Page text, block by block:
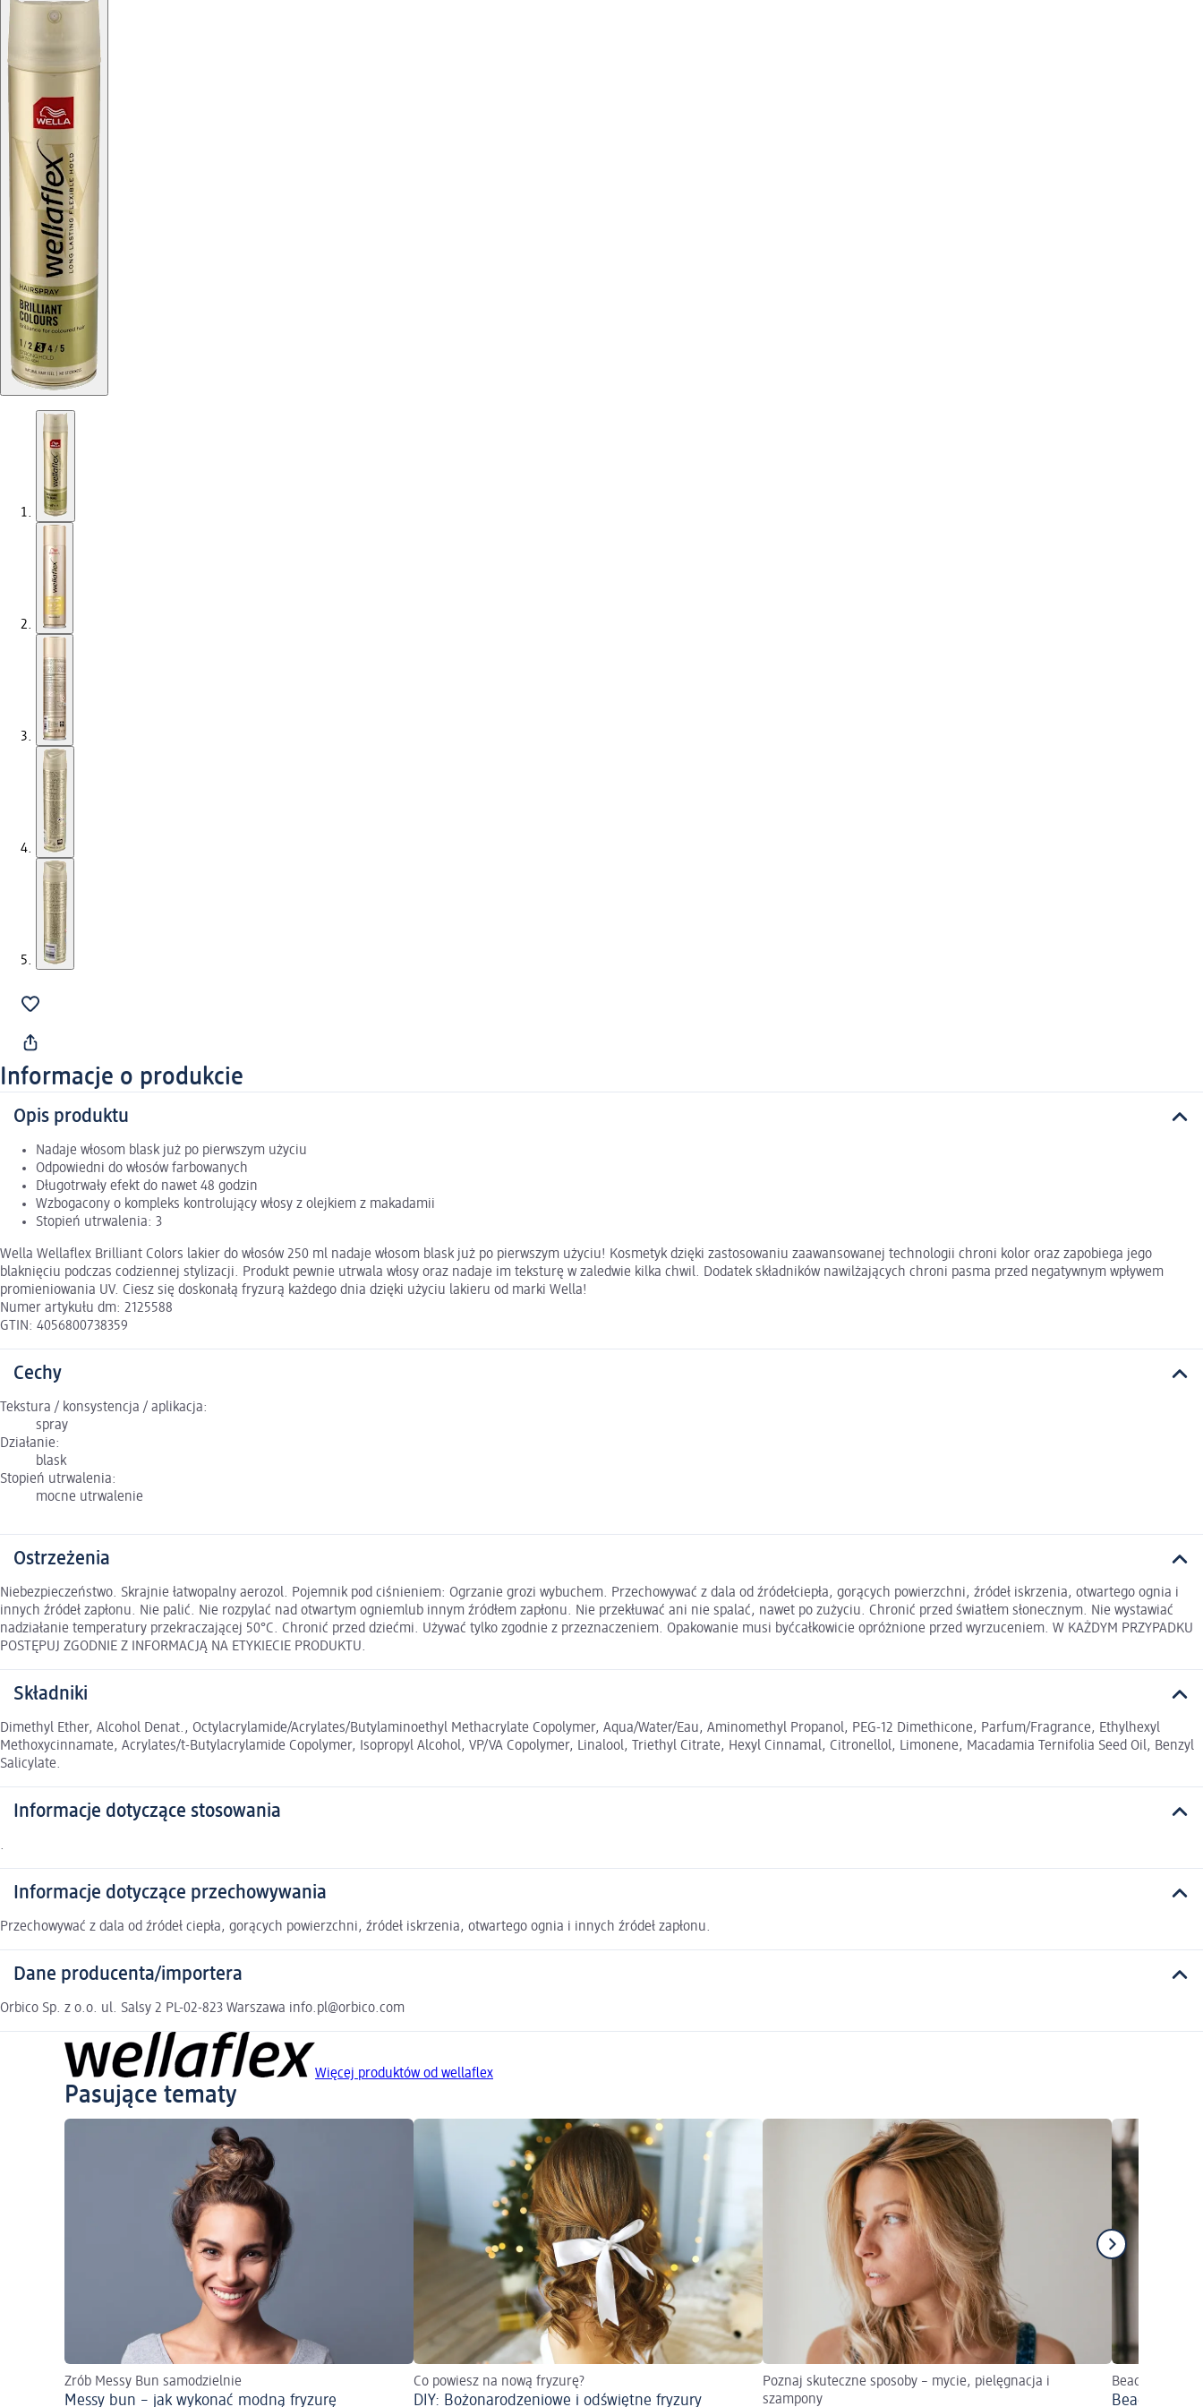
Informacje o produkcie
Opis produktu
Nadaje włosom blask już po pierwszym użyciu
Odpowiedni do włosów farbowanych
Długotrwały efekt do nawet 48 godzin
Wzbogacony o kompleks kontrolujący włosy z olejkiem z makadamii
Stopień utrwalenia: 3
Wella Wellaflex Brilliant Colors lakier do włosów 250 ml nadaje włosom blask już po pierwszym użyciu! Kosmetyk dzięki zastosowaniu zaawansowanej technologii chroni kolor oraz zapobiega jego
blaknięciu podczas codziennej stylizacji. Produkt pewnie utrwala włosy oraz nadaje im teksturę w zaledwie kilka chwil. Dodatek składników nawilżających chroni pasma przed negatywnym wpływem
promieniowania UV. Ciesz się doskonałą fryzurą każdego dnia dzięki użyciu lakieru od marki Wella!
Numer artykułu dm: 2125588
GTIN: 4056800738359
Cechy
Tekstura / konsystencja / aplikacja:
spray
Działanie:
blask
Stopień utrwalenia:
mocne utrwalenie
Ostrzeżenia
Niebezpieczeństwo. Skrajnie łatwopalny aerozol. Pojemnik pod ciśnieniem: Ogrzanie grozi wybuchem. Przechowywać z dala od źródełciepła, gorących powierzchni, źródeł iskrzenia, otwartego ognia i
innych źródeł zapłonu. Nie palić. Nie rozpylać nad otwartym ogniemlub innym źródłem zapłonu. Nie przekłuwać ani nie spalać, nawet po zużyciu. Chronić przed światłem słonecznym. Nie wystawiać
nadziałanie temperatury przekraczającej 50°C. Chronić przed dziećmi. Używać tylko zgodnie z przeznaczeniem. Opakowanie musi byćcałkowicie opróżnione przed wyrzuceniem. W KAŻDYM PRZYPADKU
POSTĘPUJ ZGODNIE Z INFORMACJĄ NA ETYKIECIE PRODUKTU.
Składniki
Dimethyl Ether, Alcohol Denat., Octylacrylamide/Acrylates/Butylaminoethyl Methacrylate Copolymer, Aqua/Water/Eau, Aminomethyl Propanol, PEG-12 Dimethicone, Parfum/Fragrance, Ethylhexyl
Methoxycinnamate, Acrylates/t-Butylacrylamide Copolymer, Isopropyl Alcohol, VP/VA Copolymer, Linalool, Triethyl Citrate, Hexyl Cinnamal, Citronellol, Limonene, Macadamia Ternifolia Seed Oil, Benzyl
Salicylate.
Informacje dotyczące stosowania
.
Informacje dotyczące przechowywania
Przechowywać z dala od źródeł ciepła, gorących powierzchni, źródeł iskrzenia, otwartego ognia i innych źródeł zapłonu.
Dane producenta/importera
Orbico Sp. z o.o. ul. Salsy 2 PL-02-823 Warszawa info.pl@orbico.com
Więcej produktów od wellaflex
Pasujące tematy
Zrób Messy Bun samodzielnie
Messy bun – jak wykonać modną fryzurę
Co powiesz na nową fryzurę?
DIY: Bożonarodzeniowe i odświętne fryzury
Poznaj skuteczne sposoby – mycie, pielęgnacja i
szampony
Beach waves
Beach waves